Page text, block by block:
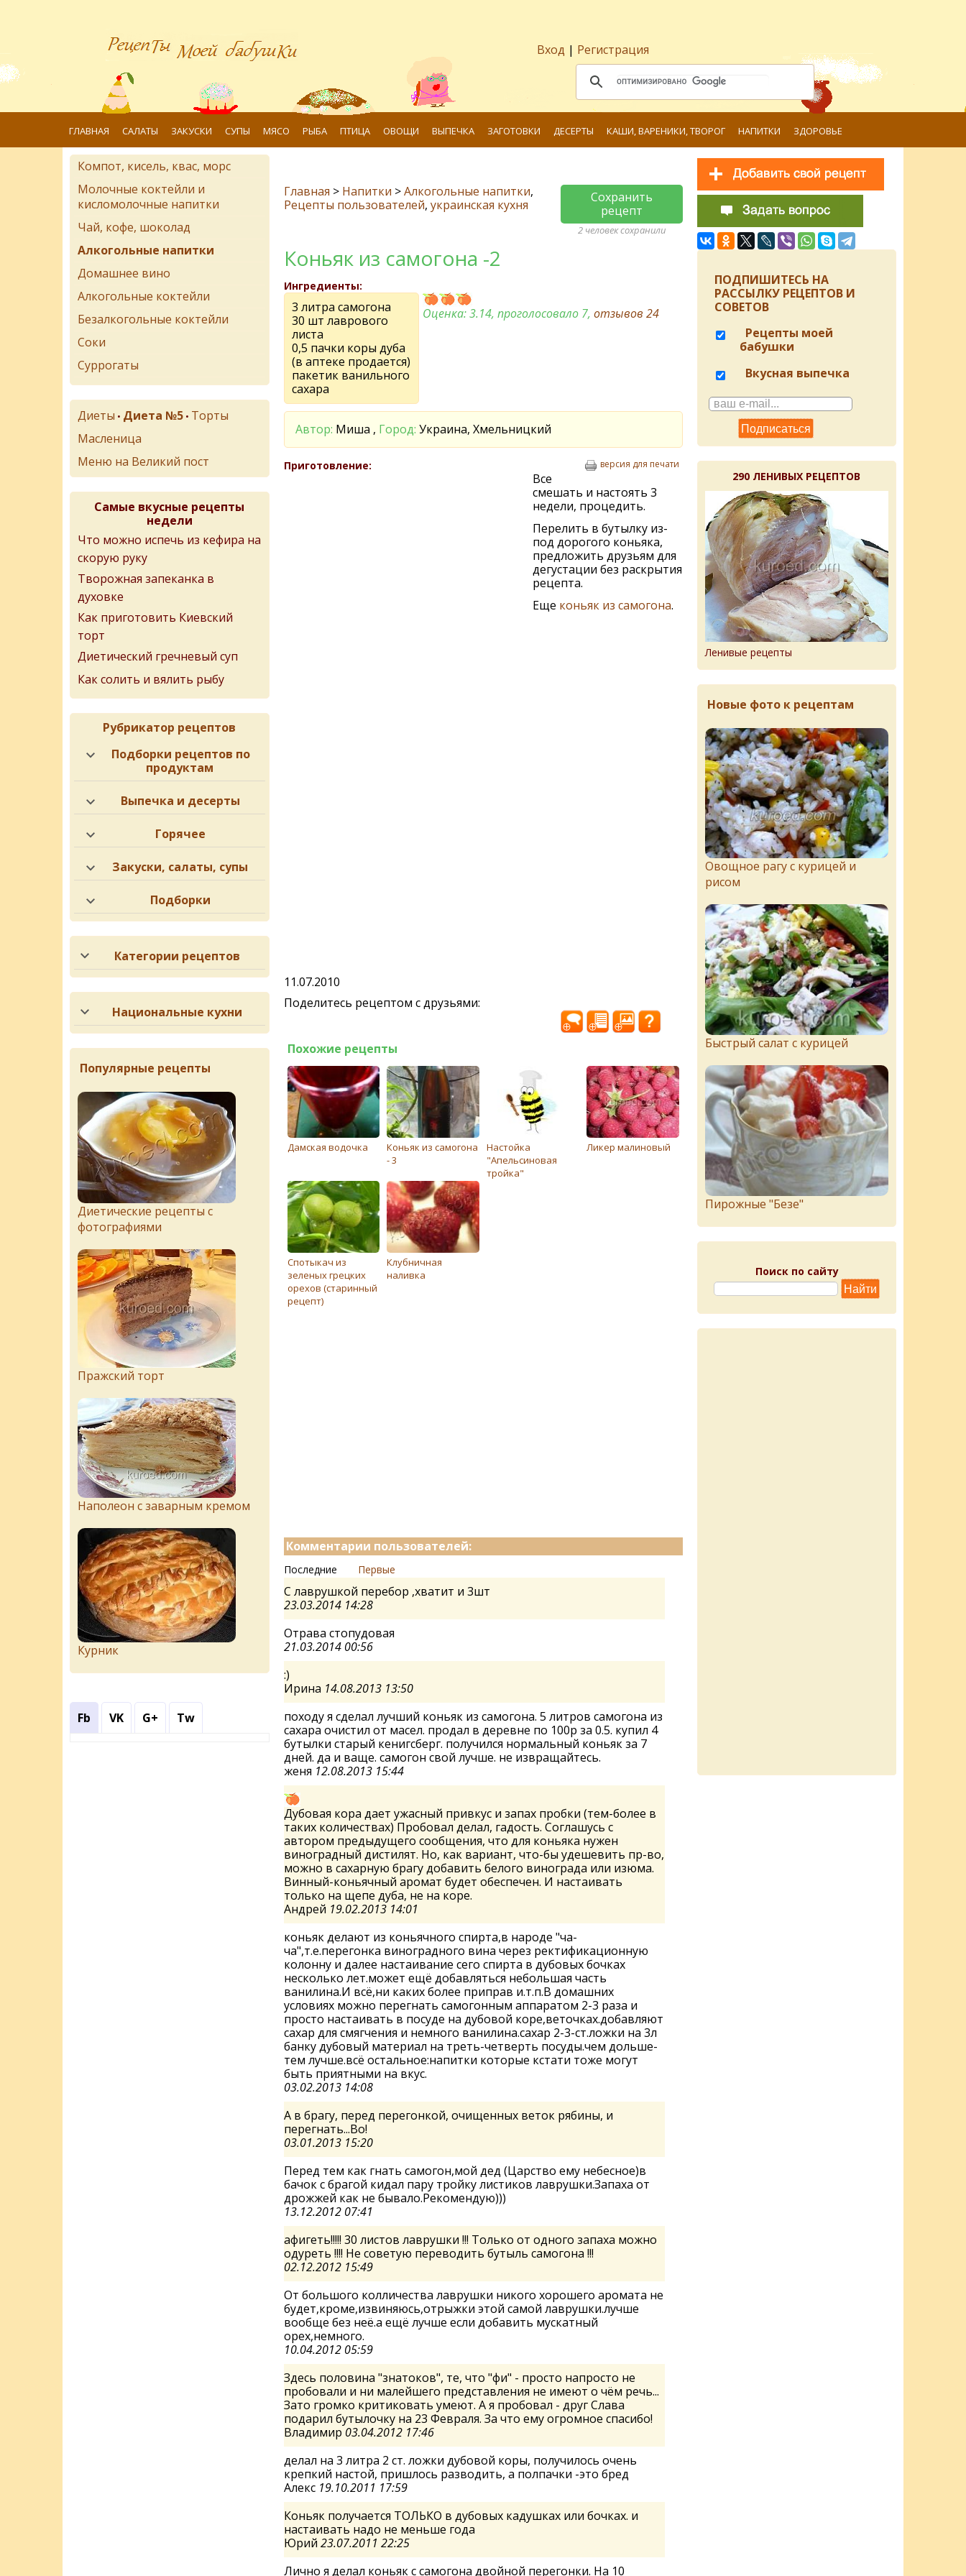
Вход | Регистрация
ГЛАВНАЯ САЛАТЫ ЗАКУСКИ СУПЫ МЯСО РЫБА ПТИЦА ОВОЩИ ВЫПЕЧКА ЗАГОТОВКИ ДЕСЕРТЫ КАШИ, ВАРЕНИКИ, ТВОРОГ НАПИТКИ ЗДОРОВЬЕ
Главная > Напитки >Алкогольные напитки,
Рецепты пользователей, украинская кухня
Сохранить
рецепт
2 человек сохранили
Коньяк из самогона -2
Ингредиенты:
3 литра самогона
30 шт лаврового
листа
0,5 пачки коры дуба
(в аптеке продается)
пакетик ванильного
сахара
Оценка:3.14, проголосовало 7,отзывов24
Автор: Миша , Город: Украина, Хмельницкий
Приготовление: версия для печати
Все
смешать и настоять 3
недели, процедить.
Перелить в бутылку из-
под дорогого коньяка,
предложить друзьям для
дегустации без раскрытия
рецепта.
Еще коньяк из самогона.
11.07.2010
Поделитесь рецептом с друзьями:
Похожие рецепты
Дамская водочка
Коньяк из самогона
- 3
Настойка
"Апельсиновая
тройка"
Ликер малиновый
Спотыкач из
зеленых грецких
орехов (старинный
рецепт)
Клубничная
наливка
Комментарии пользователей:
Последние Первые
С лаврушкой перебор ,хватит и 3шт
23.03.2014 14:28
Отрава стопудовая
21.03.2014 00:56
:)
Ирина 14.08.2013 13:50
походу я сделал лучший коньяк из самогона. 5 литров самогона из
сахара очистил от масел. продал в деревне по 100р за 0.5. купил 4
бутылки старый кенигсберг. получился нормальный коньяк за 7
дней. да и ваще. самогон свой лучше. не извращайтесь.
женя 12.08.2013 15:44
Дубовая кора дает ужасный привкус и запах пробки (тем-более в
таких количествах) Пробовал делал, гадость. Соглашусь с
автором предыдущего сообщения, что для коньяка нужен
виноградный дистилят. Но, как вариант, что-бы удешевить пр-во,
можно в сахарную брагу добавить белого винограда или изюма.
Винный-коньячный аромат будет обеспечен. И настаивать
только на щепе дуба, не на коре.
Андрей 19.02.2013 14:01
коньяк делают из коньячного спирта,в народе "ча-
ча",т.е.перегонка виноградного вина через ректификационную
колонну и далее настаивание сего спирта в дубовых бочках
несколько лет.может ещё добавляться небольшая часть
ванилина.И всё,ни каких более приправ и.т.п.В домашних
условиях можно перегнать самогонным аппаратом 2-3 раза и
просто настаивать в посуде на дубовой коре,веточках.добавляют
сахар для смягчения и немного ванилина.сахар 2-3-ст.ложки на 3л
банку дубовый материал на треть-четверть посуды.чем дольше-
тем лучше.всё остальное:напитки которые кстати тоже могут
быть приятными на вкус.
03.02.2013 14:08
А в брагу, перед перегонкой, очищенных веток рябины, и
перегнать...Во!
03.01.2013 15:20
Перед тем как гнать самогон,мой дед (Царство ему небесное)в
бачок с брагой кидал пару тройку листиков лаврушки.Запаха от
дрожжей как не бывало.Рекомендую)))
13.12.2012 07:41
афигеть!!!!! 30 листов лаврушки !!! Только от одного запаха можно
одуреть !!!! Не советую переводить бутыль самогона !!!
02.12.2012 15:49
От большого колличества лаврушки никого хорошего аромата не
будет,кроме,извиняюсь,отрыжки этой самой лаврушки.лучше
вообще без неё.а ещё лучше если добавить мускатный
орех,немного.
10.04.2012 05:59
Здесь половина "знатоков", те, что "фи" - просто напросто не
пробовали и ни малейшего представления не имеют о чём речь...
Зато громко критиковать умеют. А я пробовал - друг Слава
подарил бутылочку на 23 Февраля. За что ему огромное спасибо!
Владимир 03.04.2012 17:46
делал на 3 литра 2 ст. ложки дубовой коры, получилось очень
крепкий настой, пришлось разводить, а полпачки -это бред
Алекс 19.10.2011 17:59
Коньяк получается ТОЛЬКО в дубовых кадушках или бочках. и
настаивать надо не меньше года
Юрий 23.07.2011 22:25
Лично я делал коньяк с самогона двойной перегонки. На 10
Компот, кисель, квас, морс
Молочные коктейли и
кисломолочные напитки
Чай, кофе, шоколад
Алкогольные напитки
Домашнее вино
Алкогольные коктейли
Безалкогольные коктейли
Соки
Суррогаты
Диеты • Диета №5 • Торты
Масленица
Меню на Великий пост
Самые вкусные рецепты
недели
Что можно испечь из кефира на
скорую руку
Творожная запеканка в
духовке
Как приготовить Киевский
торт
Диетический гречневый суп
Как солить и вялить рыбу
Рубрикатор рецептов
Подборки рецептов по
продуктам
Выпечка и десерты
Горячее
Закуски, салаты, супы
Подборки
Категории рецептов
Национальные кухни
Популярные рецепты
Диетические рецепты с
фотографиями
Пражский торт
Наполеон с заварным кремом
Курник
Fb VK G+ Tw
ПОДПИШИТЕСЬ НА
РАССЫЛКУ РЕЦЕПТОВ И
СОВЕТОВ
Рецепты моей
бабушки
Вкусная выпечка
290 ЛЕНИВЫХ РЕЦЕПТОВ
Ленивые рецепты
Новые фото к рецептам
Овощное рагу с курицей и
рисом
Быстрый салат с курицей
Пирожныe "Бeзe"
Поиск по сайту